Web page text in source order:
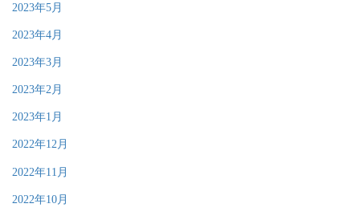
2023年5月
2023年4月
2023年3月
2023年2月
2023年1月
2022年12月
2022年11月
2022年10月